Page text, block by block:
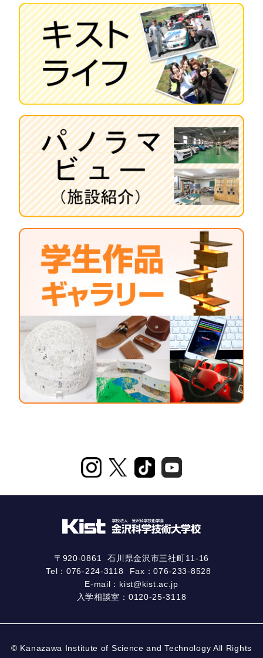
〒920-0861
石川県金沢市三社町11-16
Tel：076-224-3118
Fax：076-233-8528
E-mail： kist@kist.ac.jp
入学相談室： 0120-25-3118
© Kanazawa Institute of Science and Technology All Rights